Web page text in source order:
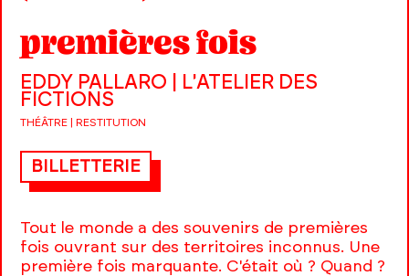
premières fois
EDDY PALLARO | L'ATELIER DES
FICTIONS
THÉÂTRE | RESTITUTION
BILLETTERIE
Tout le monde a des souvenirs de premières
fois ouvrant sur des territoires inconnus. Une
première fois marquante. C'était où ? Quand ?